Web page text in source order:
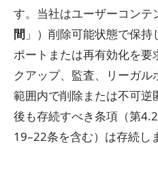
す。当社はユーザーコンテ
間 」）削除可能状態で保
ポートまたは再有効化を要
クアップ、監査、リーガ
範囲内で削除または不可逆
後も存続すべき条項（第
19–22条を含む）は存続し